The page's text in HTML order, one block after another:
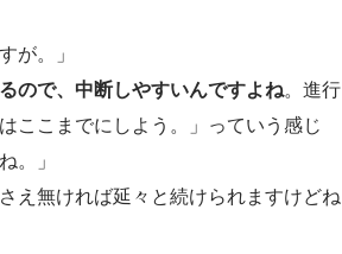
が。」
ので、中断しやすいんですよね。進行
ここまでにしよう。」っていう感じ
。」
え無ければ延々と続けられますけどね